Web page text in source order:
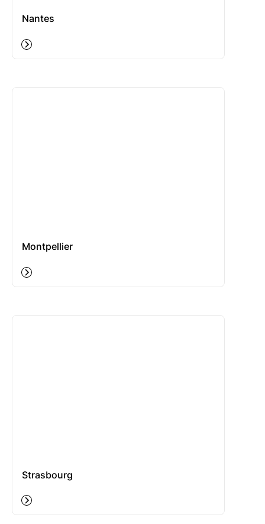
Nantes
Montpellier
Strasbourg